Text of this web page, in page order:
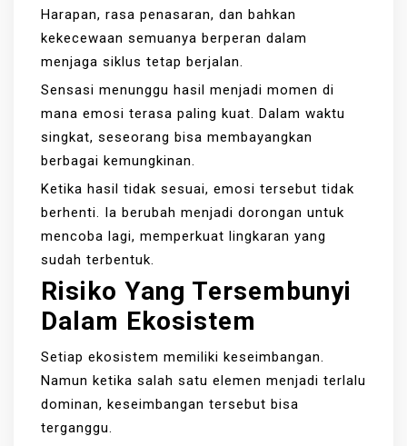
Harapan, rasa penasaran, dan bahkan
kekecewaan semuanya berperan dalam
menjaga siklus tetap berjalan.
Sensasi menunggu hasil menjadi momen di
mana emosi terasa paling kuat. Dalam waktu
singkat, seseorang bisa membayangkan
berbagai kemungkinan.
Ketika hasil tidak sesuai, emosi tersebut tidak
berhenti. Ia berubah menjadi dorongan untuk
mencoba lagi, memperkuat lingkaran yang
sudah terbentuk.
Risiko Yang Tersembunyi
Dalam Ekosistem
Setiap ekosistem memiliki keseimbangan.
Namun ketika salah satu elemen menjadi terlalu
dominan, keseimbangan tersebut bisa
terganggu.